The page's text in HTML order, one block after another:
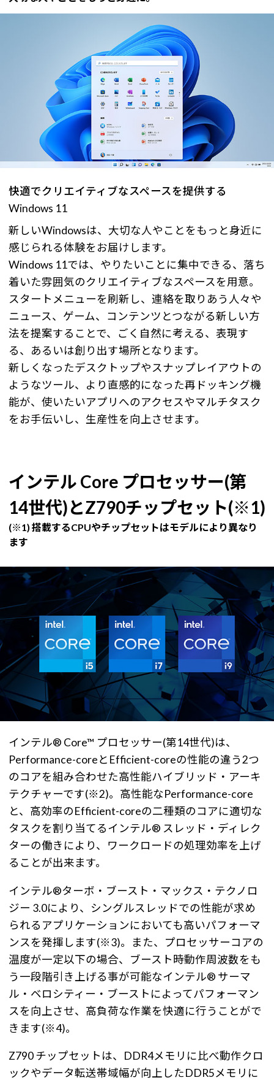
快適でクリエイティブなスペースを提供する
Windows 11
新しいWindowsは、大切な人やことをもっと身近に
感じられる体験をお届けします。
Windows 11では、やりたいことに集中できる、落ち
着いた雰囲気のクリエイティブなスペースを用意。
スタートメニューを刷新し、連絡を取りあう人々や
ニュース、ゲーム、コンテンツとつながる新しい方
法を提案することで、ごく自然に考える、表現す
る、あるいは創り出す場所となります。
新しくなったデスクトップやスナップレイアウトの
ようなツール、より直感的になった再ドッキング機
能が、使いたいアプリへのアクセスやマルチタスク
をお手伝いし、生産性を向上させます。
インテル Core プロセッサー(第
14世代)とZ790チップセット(※1)
(※1) 搭載するCPUやチップセットはモデルにより異なり
ます
インテル® Core™ プロセッサー(第14世代)は、
Performance-coreとEfficient-coreの性能の違う2つ
のコアを組み合わせた高性能ハイブリッド・アーキ
テクチャーです(※2)。高性能なPerformance-core
と、高効率のEfficient-coreの二種類のコアに適切な
タスクを割り当てるインテル® スレッド・ディレク
ターの働きにより、ワークロードの処理効率を上げ
ることが出来ます。
インテル®ターボ・ブースト・マックス・テクノロ
ジー 3.0により、シングルスレッドでの性能が求め
られるアプリケーションにおいても高いパフォーマ
ンスを発揮します(※3)。また、プロセッサーコアの
温度が一定以下の場合、ブースト時動作周波数をも
う一段階引き上げる事が可能なインテル® サーマ
ル・ベロシティー・ブーストによってパフォーマン
スを向上させ、高負荷な作業を快適に行うことがで
きます(※4)。
Z790 チップセットは、DDR4メモリに比べ動作クロ
ックやデータ転送帯域幅が向上したDDR5メモリに